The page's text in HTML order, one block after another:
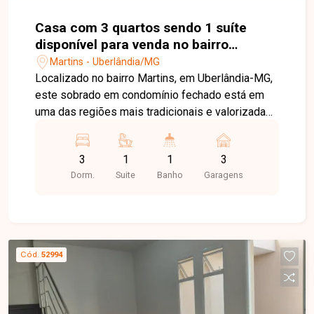
Casa com 3 quartos sendo 1 suíte
disponível para venda no bairro
Martins em Uberlândia-MG
Martins - Uberlândia/MG
Localizado no bairro Martins, em Uberlândia-MG,
este sobrado em condomínio fechado está em
uma das regiões mais tradicionais e valorizadas
supermercados, escolas, farmácias, restaurantes
e diversos comércios e serviços, proporcionando
praticidade, conforto e qualidade de vida. O
sendo 01 suíte com closet, banheiro social e
corredor de circulação. No piso térreo, conta com
sala de jantar integrada, cozinha, lavabo, área de
serviço e 03 vagas de garagem, oferecendo
3
Dorm.
1
Suite
1
Banho
3
Garagens
Cód. 52994